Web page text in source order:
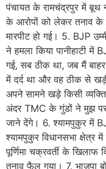
पंचायत के रामचंद्रपुर में बूथ
के आरोपों को लेकर तनाव
मारपीट हो गई। 5. BJP
ने हमला किया पानीहाटी में
गई, सब ठीक था, जब मैं
में दर्द था और वह ठीक से
अपने सामने खड़े किसी
अंदर TMC के गुंडों ने मुझ
जाने देंगे। 6. श्यामपुकुर में
श्यामपुकुर विधानसभा क्षेत्र
पूर्णिमा चक्रवर्ती के खिलाफ
तनाव फैल गया। 7. भाजपा